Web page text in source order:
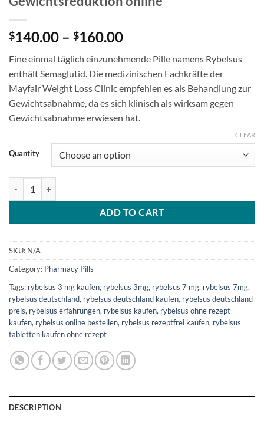
$140.00 – $160.00Price
$140.00
through
$160.00
Eine einmal täglich einzunehmende Pille namens Rybelsus
enthält Semaglutid. Die medizinischen Fachkräfte der
Mayfair Weight Loss Clinic empfehlen es als Behandlung zur
Gewichtsabnahme, da es sich klinisch als wirksam gegen
Gewichtsabnahme erwiesen hat.
Quantity
CLEAR
ADD TO CART
SKU: N/A
Category: Pharmacy Pills
Tags: rybelsus 3 mg kaufen, rybelsus 3mg, rybelsus 7 mg, rybelsus 7mg,
rybelsus deutschland, rybelsus deutschland kaufen, rybelsus deutschland
preis, rybelsus erfahrungen, rybelsus kaufen, rybelsus ohne rezept
kaufen, rybelsus online bestellen, rybelsus rezeptfrei kaufen, rybelsus
tabletten kaufen ohne rezept
DESCRIPTION